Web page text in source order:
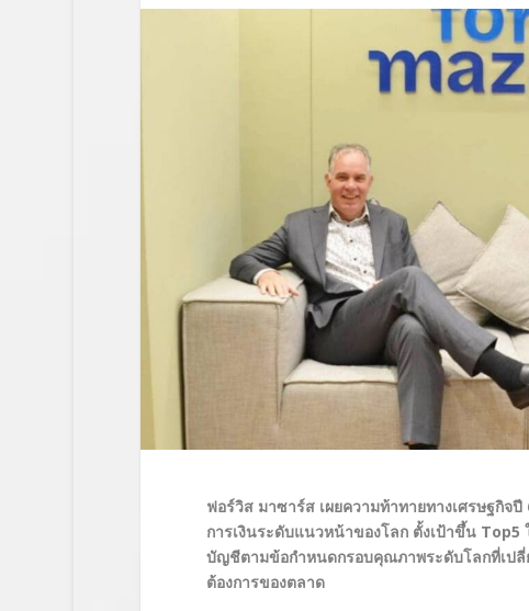
ฟอร์วิส มาซาร์ส เผยความท้าทายทางเศรษฐกิ
การเงินระดับแนวหน้าของโลก ตั้งเป้าขึ้น Top5
บัญชีตามข้อกำหนดกรอบคุณภาพระดับโลกที่เป
ต้องการของตลาด